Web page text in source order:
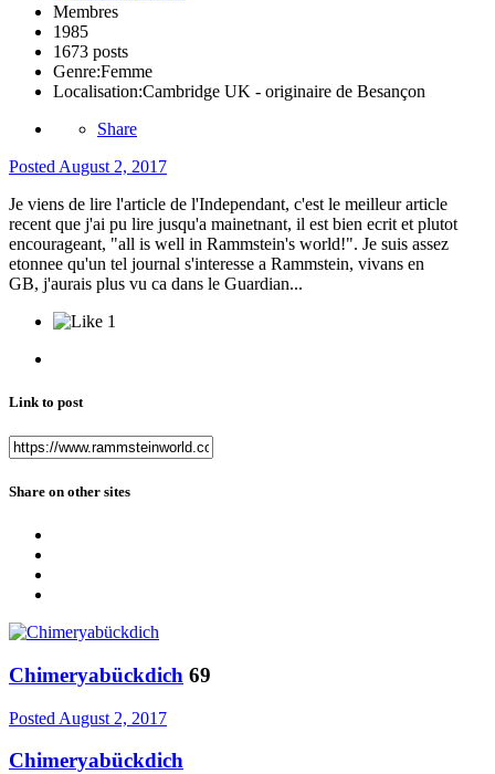
Membres
1985
1673 posts
Genre:Femme
Localisation:Cambridge UK - originaire de Besançon
Share
Posted August 2, 2017
Je viens de lire l'article de l'Independant, c'est le meilleur article
recent que j'ai pu lire jusqu'a mainetnant, il est bien ecrit et plutot
encourageant, "all is well in Rammstein's world!". Je suis assez
etonnee qu'un tel journal s'interesse a Rammstein, vivans en
GB, j'aurais plus vu ca dans le Guardian...
1
Link to post
Share on other sites
Chimeryabückdich 69
Posted August 2, 2017
Chimeryabückdich